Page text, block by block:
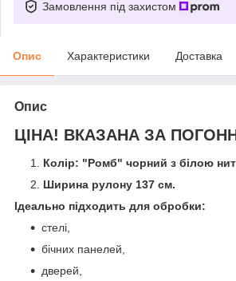
Замовлення під захистом
Опис Характеристики Доставка
Опис
ЦІНА! ВКАЗАНА ЗА
Колір: "Ромб" чорний з білою
Ширина рулону 137 см.
Ідеально підходить для обробки:
стелі,
бічних панелей,
дверей,